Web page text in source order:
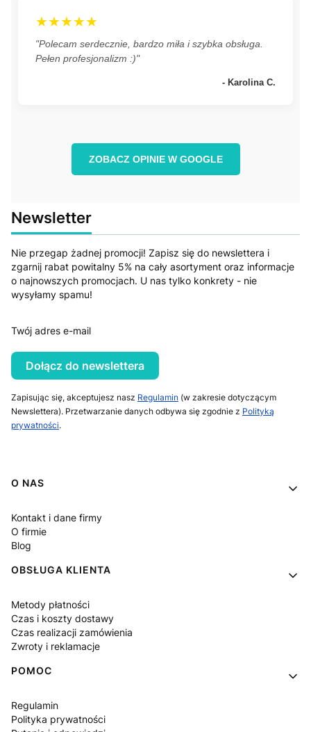
★★★★★
"Polecam serdecznie, bardzo miła i szybka obsługa.
Pełen profesjonalizm :)"
- Karolina C.
ZOBACZ OPINIE W GOOGLE
Newsletter
Nie przegap żadnej promocji! Zapisz się do newslettera i
zgarnij rabat powitalny 5% na cały asortyment oraz informacje
o najnowszych promocjach. U nas tylko konkrety - nie
wysyłamy spamu!
Twój adres e-mail
Dołącz do newslettera
Zapisując się, akceptujesz nasz Regulamin (w zakresie dotyczącym
Newslettera). Przetwarzanie danych odbywa się zgodnie z Polityką
prywatności.
Linki w stopce
O NAS
Kontakt i dane firmy
O firmie
Blog
OBSŁUGA KLIENTA
Metody płatności
Czas i koszty dostawy
Czas realizacji zamówienia
Zwroty i reklamacje
POMOC
Regulamin
Polityka prywatności